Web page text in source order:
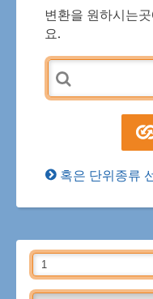
변환을 원하시는
요.
혹은 단위종류